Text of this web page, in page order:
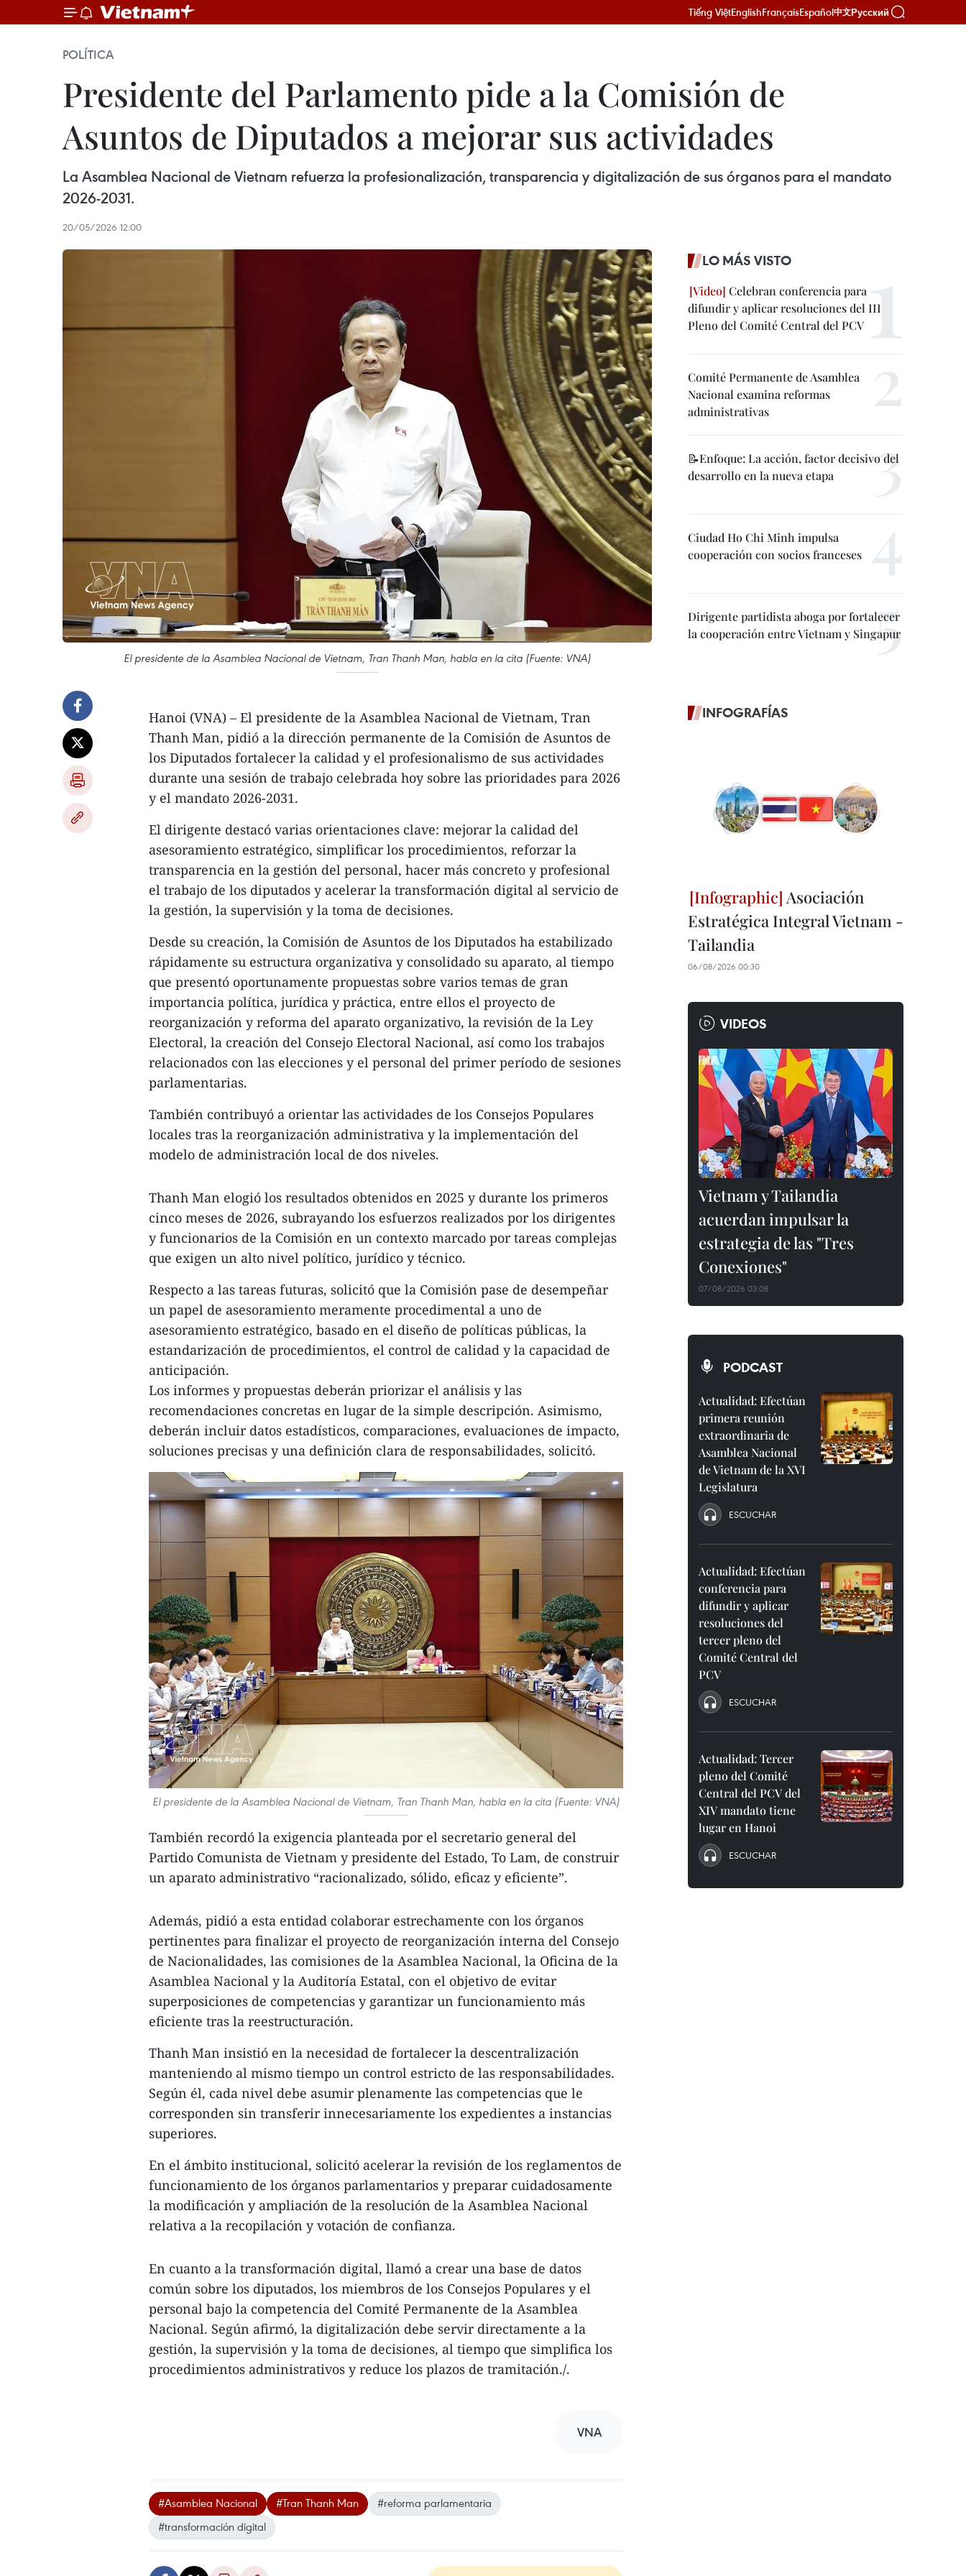
Tiếng ViệtEnglishFrançaisEspañol中文Русский
POLÍTICA
Presidente del Parlamento pide a la Comisión de
Asuntos de Diputados a mejorar sus actividades
La Asamblea Nacional de Vietnam refuerza la profesionalización, transparencia y digitalización de sus órganos para el mandato
2026-2031.
20/05/2026 12:00
El presidente de la Asamblea Nacional de Vietnam, Tran Thanh Man, habla en la cita (Fuente: VNA)
Hanoi (VNA) – El presidente de la Asamblea Nacional de Vietnam, Tran
Thanh Man, pidió a la dirección permanente de la Comisión de Asuntos de
los Diputados fortalecer la calidad y el profesionalismo de sus actividades
durante una sesión de trabajo celebrada hoy sobre las prioridades para 2026
y el mandato 2026-2031.
El dirigente destacó varias orientaciones clave: mejorar la calidad del
asesoramiento estratégico, simplificar los procedimientos, reforzar la
transparencia en la gestión del personal, hacer más concreto y profesional
el trabajo de los diputados y acelerar la transformación digital al servicio de
la gestión, la supervisión y la toma de decisiones.
Desde su creación, la Comisión de Asuntos de los Diputados ha estabilizado
rápidamente su estructura organizativa y consolidado su aparato, al tiempo
que presentó oportunamente propuestas sobre varios temas de gran
importancia política, jurídica y práctica, entre ellos el proyecto de
reorganización y reforma del aparato organizativo, la revisión de la Ley
Electoral, la creación del Consejo Electoral Nacional, así como los trabajos
relacionados con las elecciones y el personal del primer período de sesiones
parlamentarias.
También contribuyó a orientar las actividades de los Consejos Populares
locales tras la reorganización administrativa y la implementación del
modelo de administración local de dos niveles.
Thanh Man elogió los resultados obtenidos en 2025 y durante los primeros
cinco meses de 2026, subrayando los esfuerzos realizados por los dirigentes
y funcionarios de la Comisión en un contexto marcado por tareas complejas
que exigen un alto nivel político, jurídico y técnico.
Respecto a las tareas futuras, solicitó que la Comisión pase de desempeñar
un papel de asesoramiento meramente procedimental a uno de
asesoramiento estratégico, basado en el diseño de políticas públicas, la
estandarización de procedimientos, el control de calidad y la capacidad de
anticipación.
Los informes y propuestas deberán priorizar el análisis y las
recomendaciones concretas en lugar de la simple descripción. Asimismo,
deberán incluir datos estadísticos, comparaciones, evaluaciones de impacto,
soluciones precisas y una definición clara de responsabilidades, solicitó.
El presidente de la Asamblea Nacional de Vietnam, Tran Thanh Man, habla en la cita (Fuente: VNA)
También recordó la exigencia planteada por el secretario general del
Partido Comunista de Vietnam y presidente del Estado, To Lam, de construir
un aparato administrativo “racionalizado, sólido, eficaz y eficiente”.
Además, pidió a esta entidad colaborar estrechamente con los órganos
pertinentes para finalizar el proyecto de reorganización interna del Consejo
de Nacionalidades, las comisiones de la Asamblea Nacional, la Oficina de la
Asamblea Nacional y la Auditoría Estatal, con el objetivo de evitar
superposiciones de competencias y garantizar un funcionamiento más
eficiente tras la reestructuración.
Thanh Man insistió en la necesidad de fortalecer la descentralización
manteniendo al mismo tiempo un control estricto de las responsabilidades.
Según él, cada nivel debe asumir plenamente las competencias que le
corresponden sin transferir innecesariamente los expedientes a instancias
superiores.
En el ámbito institucional, solicitó acelerar la revisión de los reglamentos de
funcionamiento de los órganos parlamentarios y preparar cuidadosamente
la modificación y ampliación de la resolución de la Asamblea Nacional
relativa a la recopilación y votación de confianza.
En cuanto a la transformación digital, llamó a crear una base de datos
común sobre los diputados, los miembros de los Consejos Populares y el
personal bajo la competencia del Comité Permanente de la Asamblea
Nacional. Según afirmó, la digitalización debe servir directamente a la
gestión, la supervisión y la toma de decisiones, al tiempo que simplifica los
procedimientos administrativos y reduce los plazos de tramitación./.
VNA
#Asamblea Nacional #Tran Thanh Man
#reforma parlamentaria
#transformación digital
LO MÁS VISTO
Celebran conferencia para
difundir y aplicar resoluciones del III
Pleno del Comité Central del PCV
Comité Permanente de Asamblea
Nacional examina reformas
administrativas
📝Enfoque: La acción, factor decisivo del
desarrollo en la nueva etapa
Ciudad Ho Chi Minh impulsa
cooperación con socios franceses
Dirigente partidista aboga por fortalecer
la cooperación entre Vietnam y Singapur
INFOGRAFÍAS
Asociación
Estratégica Integral Vietnam -
Tailandia
06/08/2026 00:30
VIDEOS
Vietnam y Tailandia
acuerdan impulsar la
estrategia de las "Tres
Conexiones"
07/08/2026 03:08
PODCAST
Actualidad: Efectúan
primera reunión
extraordinaria de
Asamblea Nacional
de Vietnam de la XVI
Legislatura
ESCUCHAR
Actualidad: Efectúan
conferencia para
difundir y aplicar
resoluciones del
tercer pleno del
Comité Central del
PCV
ESCUCHAR
Actualidad: Tercer
pleno del Comité
Central del PCV del
XIV mandato tiene
lugar en Hanoi
ESCUCHAR